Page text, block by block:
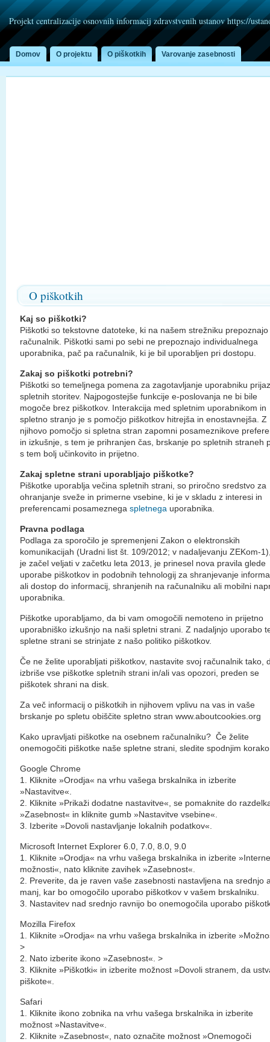
Projekt centralizacije osnovnih informacij zdravstvenih ustanov https://
Domov O projektu O piškotkih Varovanje zasebnosti
O piškotkih
Kaj so piškotki?
Piškotki so tekstovne datoteke, ki na našem strežniku prepoznajo
računalnik. Piškotki sami po sebi ne prepoznajo individualnega
uporabnika, pač pa računalnik, ki je bil uporabljen pri dostopu.
Zakaj so piškotki potrebni?
Piškotki so temeljnega pomena za zagotavljanje uporabniku
spletnih storitev. Najpogostejše funkcije e-poslovanja ne bi bile
mogoče brez piškotkov. Interakcija med spletnim uporabnikom in
spletno stranjo je s pomočjo piškotkov hitrejša in enostavnejša. Z
njihovo pomočjo si spletna stran zapomni posameznikove
in izkušnje, s tem je prihranjen čas, brskanje po spletnih straneh
s tem bolj učinkovito in prijetno.
Zakaj spletne strani uporabljajo piškotke?
Piškotke uporablja večina spletnih strani, so priročno sredstvo za
ohranjanje sveže in primerne vsebine, ki je v skladu z interesi in
preferencami posameznega spletnega uporabnika.
Pravna podlaga
Podlaga za sporočilo je spremenjeni Zakon o elektronskih
komunikacijah (Uradni list št. 109/2012; v nadaljevanju ZEKom-
je začel veljati v začetku leta 2013, je prinesel nova pravila glede
uporabe piškotkov in podobnih tehnologij za shranjevanje
ali dostop do informacij, shranjenih na računalniku ali mobilni
uporabnika.
Piškotke uporabljamo, da bi vam omogočili nemoteno in prijetno
uporabniško izkušnjo na naši spletni strani. Z nadaljnjo uporabo
spletne strani se strinjate z našo politiko piškotkov.
Če ne želite uporabljati piškotkov, nastavite svoj računalnik tako,
izbriše vse piškotke spletnih strani in/ali vas opozori, preden se
piškotek shrani na disk.
Za več informacij o piškotkih in njihovem vplivu na vas in vaše
brskanje po spletu obiščite spletno stran www.aboutcookies.org
Kako upravljati piškotke na osebnem računalniku? Če želite
onemogočiti piškotke naše spletne strani, sledite spodnjim
Google Chrome
1. Kliknite »Orodja« na vrhu vašega brskalnika in izberite
»Nastavitve«.
2. Kliknite »Prikaži dodatne nastavitve«, se pomaknite do
»Zasebnost« in kliknite gumb »Nastavitve vsebine«.
3. Izberite »Dovoli nastavljanje lokalnih podatkov«.
Microsoft Internet Explorer 6.0, 7.0, 8.0, 9.0
1. Kliknite »Orodja« na vrhu vašega brskalnika in izberite
možnosti«, nato kliknite zavihek »Zasebnost«.
2. Preverite, da je raven vaše zasebnosti nastavljena na srednjo
manj, kar bo omogočilo uporabo piškotkov v vašem brskalniku.
3. Nastavitev nad srednjo ravnijo bo onemogočila uporabo
Mozilla Firefox
1. Kliknite »Orodja« na vrhu vašega brskalnika in izberite
>
2. Nato izberite ikono »Zasebnost«. >
3. Kliknite »Piškotki« in izberite možnost »Dovoli stranem, da
piškote«.
Safari
1. Kliknite ikono zobnika na vrhu vašega brskalnika in izberite
možnost »Nastavitve«.
2. Kliknite »Zasebnost«, nato označite možnost »Onemogoči